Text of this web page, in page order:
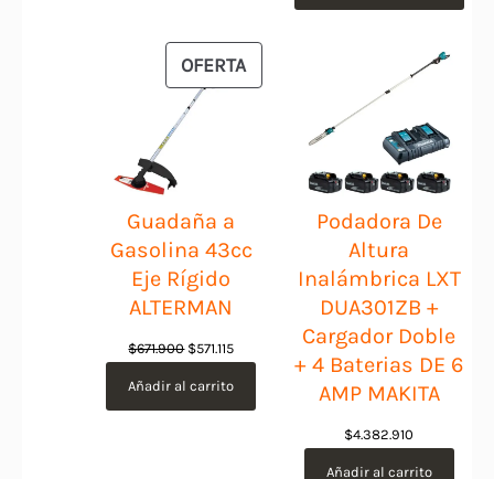
OFERTAPRODUCTO
Guadaña a
Gasolina 43cc
Eje Rígido
ALTERMAN
$671.900 El
$571.115El
Añadir al carrito
Podadora De
Altura
Inalámbrica LXT
DUA301ZB +
Cargador Doble
+ 4 Baterias DE 6
AMP MAKITA
$4.382.910
Añadir al carrito